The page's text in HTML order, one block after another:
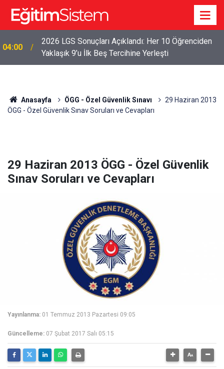
04:00
2026 LGS Sonuçları Açıklandı: Her 10 Öğrenciden
Yaklaşık 9’u İlk Beş Tercihine Yerleşti
Anasayfa ÖGG - Özel Güvenlik Sınavı
29 Haziran 2013
ÖGG - Özel Güvenlik Sınav Soruları ve Cevapları
29 Haziran 2013 ÖGG - Özel Güvenlik
Sınav Soruları ve Cevapları
Yayınlanma: 01 Temmuz 2013 Pazartesi 09:05
Güncelleme: 07 Şubat 2017 Salı 05:15